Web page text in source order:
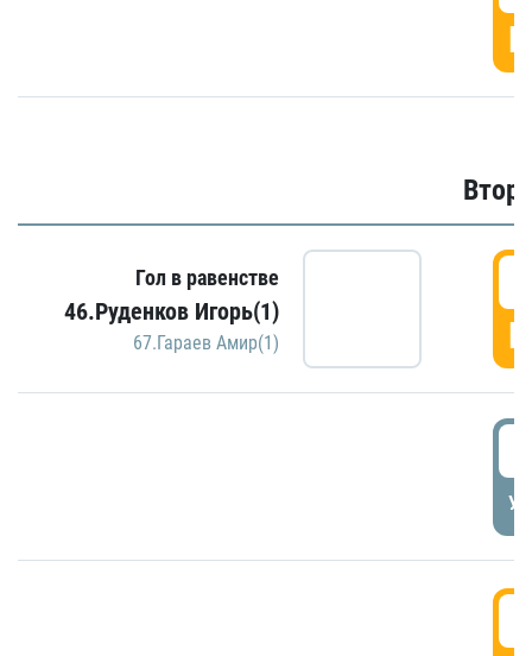
Гол в равенстве
46.Руденков Игорь(1)
67.Гараев Амир(1)